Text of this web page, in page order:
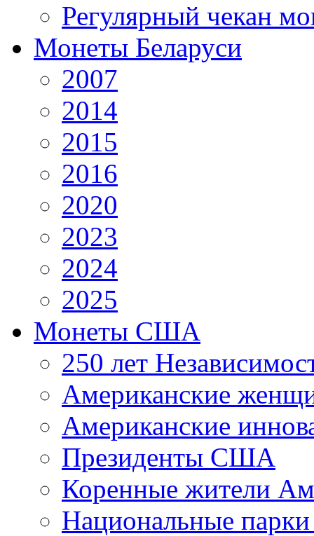
Регулярный чекан
Монеты Беларуси
2007
2014
2015
2016
2020
2023
2024
2025
Монеты США
250 лет
Американские
Американские
Президенты США
Коренные жители
Национальные